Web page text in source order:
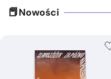
Nowości